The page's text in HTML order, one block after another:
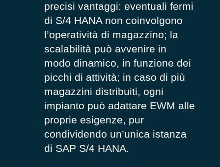
precisi vantaggi: eventuali fermi
di S/4 HANA non coinvolgono
l’operatività di magazzino; la
scalabilità può avvenire in
modo dinamico, in funzione dei
picchi di attività; in caso di più
magazzini distribuiti, ogni
impianto può adattare EWM alle
proprie esigenze, pur
condividendo un’unica istanza
di SAP S/4 HANA.